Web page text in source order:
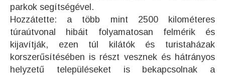
parkok segítségével.
Hozzátette: a több mint 2500 kilométeres
túraútvonal hibáit folyamatosan felmérik és
kijavítják, ezen túl kilátók és turistaházak
korszerűsítésében is részt vesznek és hátrányos
helyzetű településeket is bekapcsolnak a